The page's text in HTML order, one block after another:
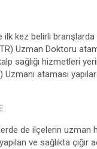
ilk kez belirli
Uzman Doktoru
sağlığı hizmetleri
ataması
de ilçelerin uzman
ve sağlıkta